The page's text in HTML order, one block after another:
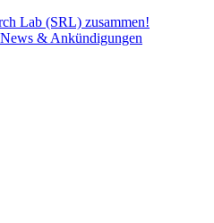
Lab (SRL) zusammen!
News & Ankündigungen